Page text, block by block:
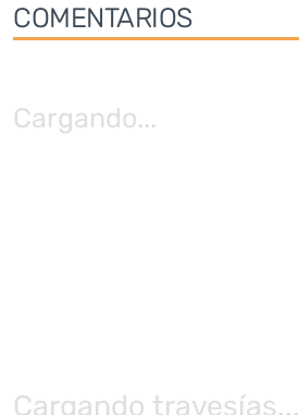
COMENTARIOS
Cargando...
Cargando travesías...